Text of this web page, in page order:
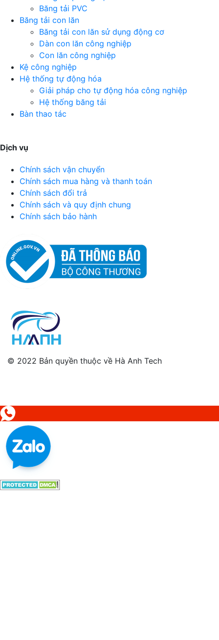
Băng tải PVC
Băng tải con lăn
Băng tải con lăn sử dụng động cơ
Dàn con lăn công nghiệp
Con lăn công nghiệp
Kệ công nghiệp
Hệ thống tự động hóa
Giải pháp cho tự động hóa công nghiệp
Hệ thống băng tải
Bàn thao tác
Dịch vụ
Chính sách vận chuyển
Chính sách mua hàng và thanh toán
Chính sách đổi trả
Chính sách và quy định chung
Chính sách bảo hành
© 2022 Bản quyền thuộc về Hà Anh Tech